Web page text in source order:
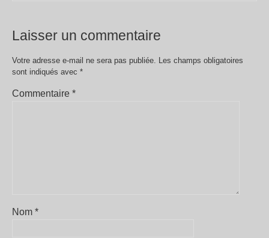
Laisser un commentaire
Votre adresse e-mail ne sera pas publiée.
Les champs obligatoires
sont indiqués avec *
Commentaire *
Nom *